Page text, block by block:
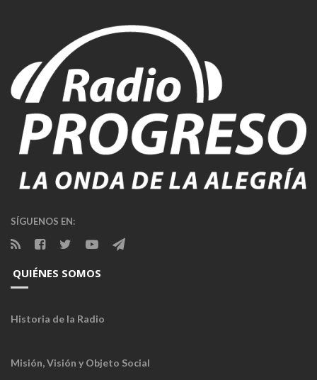
SÍGUENOS EN:
QUIÉNES SOMOS
Historia de la Radio
Misión, Visión y Objeto Social